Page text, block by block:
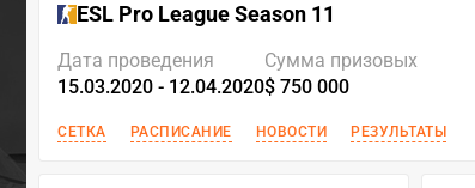
ESL Pro League Season 11
Дата проведения
15.03.2020 - 12.04.2020
Сумма призовых
$ 750 000
СЕТКА РАСПИСАНИЕ НОВОСТИ РЕЗУЛЬТАТЫ